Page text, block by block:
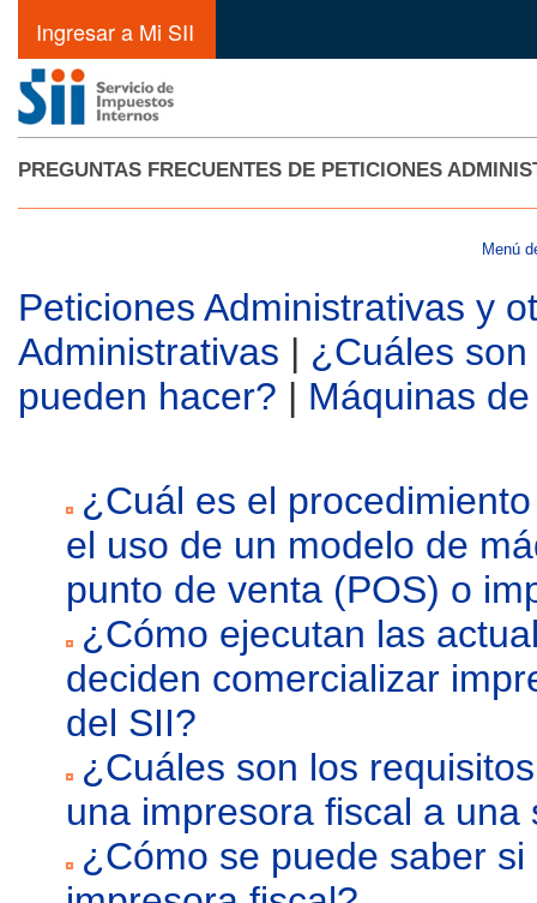
Ingresar a Mi SII
PREGUNTAS FRECUENTES DE PETICIONES
Menú
Peticiones Administrativas y
Administrativas | ¿Cuáles
pueden hacer? | Máquinas
¿Cuál es el
el uso de un modelo de
punto de venta (POS) o
¿Cómo ejecutan las
deciden comercializar
del SII?
¿Cuáles son los
una impresora fiscal a una
¿Cómo se puede saber